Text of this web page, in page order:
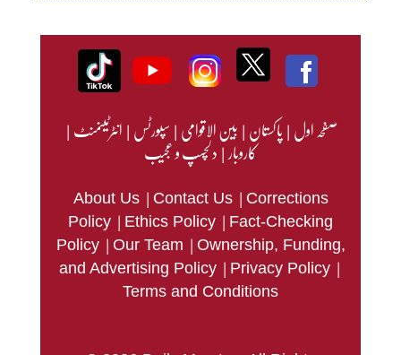
صفحہ اول|پاکستان|بین الاقوامی|سپورٹس|انٹرٹینمنٹ|
کاروبار|دلچسپ و عجیب
About Us | Contact Us | Corrections
Policy | Ethics Policy | Fact-Checking
Policy | Our Team | Ownership, Funding,
and Advertising Policy | Privacy Policy |
Terms and Conditions